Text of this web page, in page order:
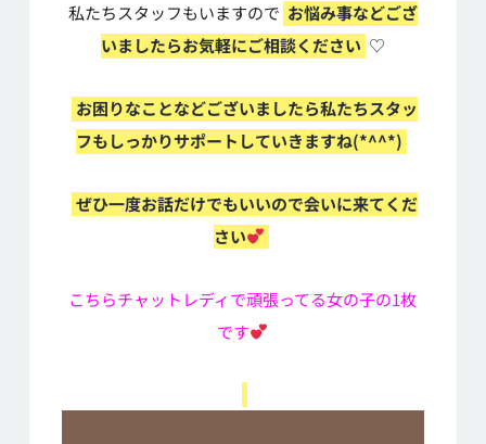
私たちスタッフもいますので お悩み事などござ
いましたらお気軽にご相談ください ♡
お困りなことなどございましたら私たちスタッ
フもしっかりサポートしていきますね(*^^*)
ぜひ一度お話だけでもいいので会いに来てくだ
さい
こちらチャットレディで頑張ってる女の子の1枚
です